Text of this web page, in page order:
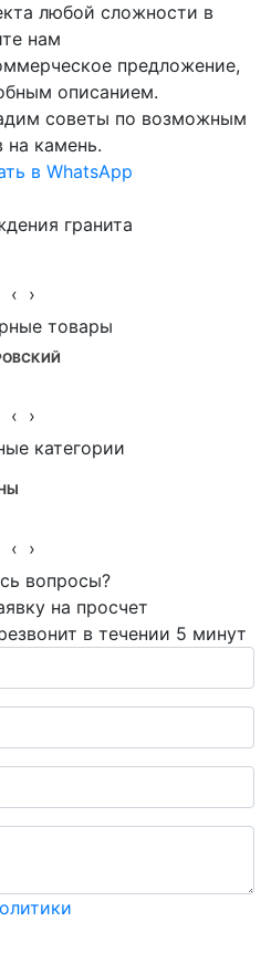
любой сложности в
нам
предложение,
описанием.
советы по возможным
камень.
в WhatsApp
гранита
‹ ›
товары
‹ ›
категории
‹ ›
вопросы?
на просчет
в течении 5 минут